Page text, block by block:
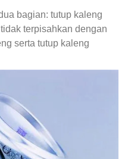
bagian: tutup kaleng
terpisahkan dengan
serta tutup kaleng